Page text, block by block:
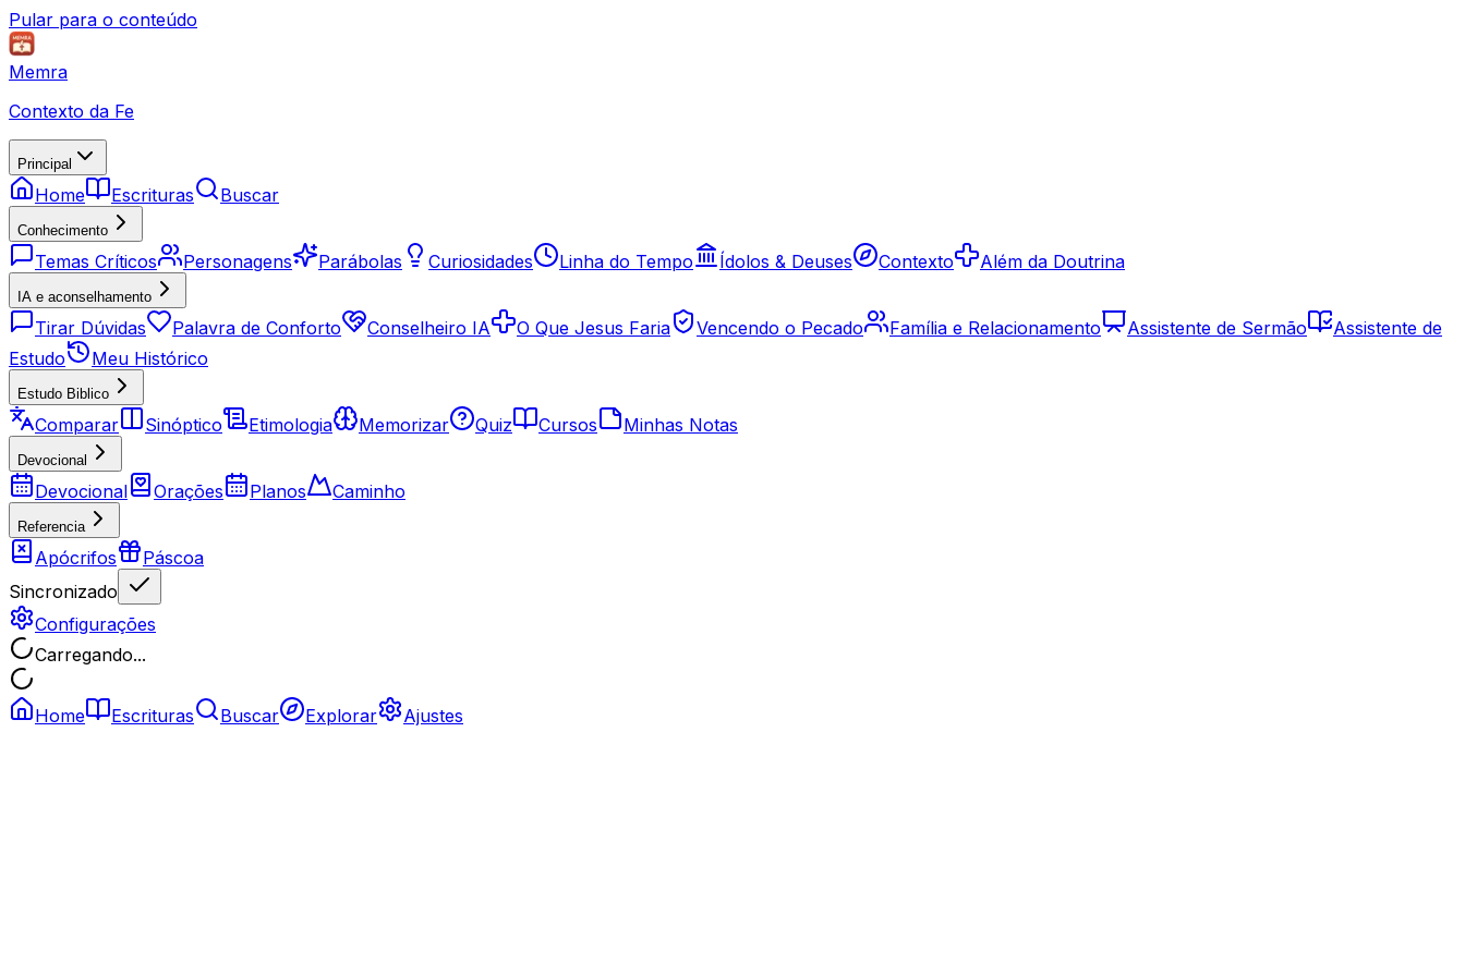
Pular para o conteúdo
Memra
Contexto da Fe
Principal
Home Escrituras Buscar
Conhecimento
Temas Críticos Personagens Parábolas Curiosidades Linha do Tempo Ídolos & Deuses Contexto Além da Doutrina
IA e aconselhamento
Tirar Dúvidas Palavra de Conforto Conselheiro IA O Que Jesus Faria Vencendo o Pecado Família e Relacionamento Assistente de Sermão
Assistente de
Estudo
Meu Histórico
Estudo Biblico
Comparar Sinóptico Etimologia Memorizar Quiz Cursos Minhas Notas
Devocional
Devocional Orações Planos Caminho
Referencia
Apócrifos
Páscoa
Sincronizado
Configurações
Carregando...
Home Escrituras Buscar Explorar Ajustes